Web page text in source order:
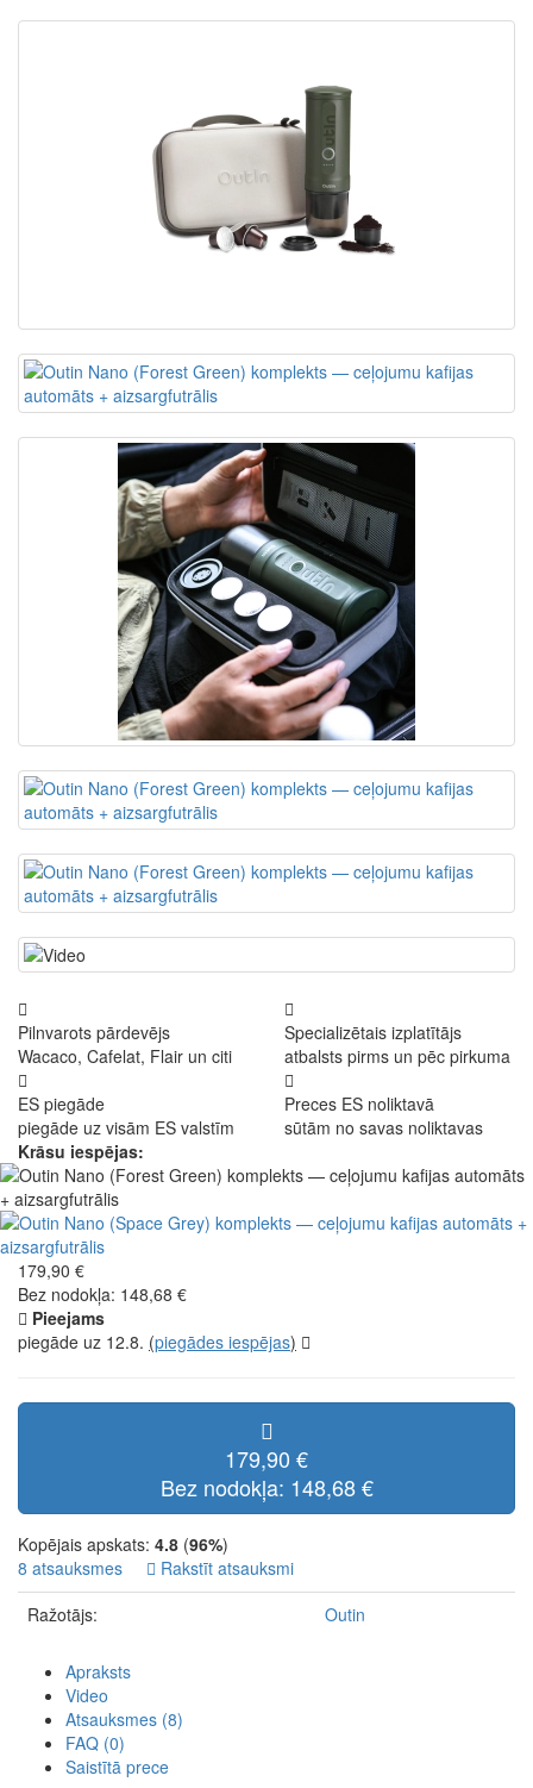
Pilnvarots pārdevējs
Wacaco, Cafelat, Flair un citi
Specializētais izplatītājs
atbalsts pirms un pēc pirkuma
ES piegāde
piegāde uz visām ES valstīm
Preces ES noliktavā
sūtām no savas noliktavas
Krāsu iespējas:
179,90 €
Bez nodokļa: 148,68 €
Pieejams
piegāde uz 12.8. (piegādes iespējas)
179,90 €
Bez nodokļa: 148,68 €
Kopējais apskats: 4.8 (96%)
8 atsauksmes
Rakstīt atsauksmi
Ražotājs:
Outin
Apraksts
Video
Atsauksmes (8)
FAQ (0)
Saistītā prece